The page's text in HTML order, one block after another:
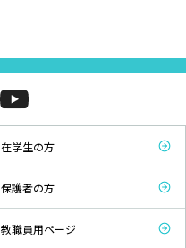
在学生の方
保護者の方
教職員用ページ